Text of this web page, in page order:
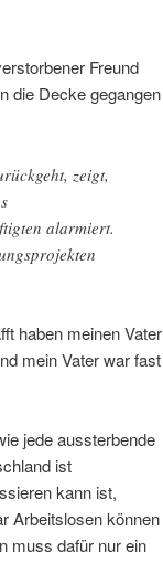
Freund
die Decke gegangen
zeigt,
alarmiert.
haben meinen Vater
mein Vater war fast
jede aussterbende
ist
kann ist,
Arbeitslosen können
muss dafür nur ein